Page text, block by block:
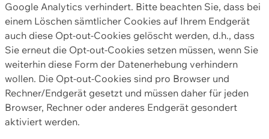
Google Analytics verhindert. Bitte beachten Sie, dass bei
einem Löschen sämtlicher Cookies auf Ihrem Endgerät
auch diese Opt-out-Cookies gelöscht werden, d.h., dass
Sie erneut die Opt-out-Cookies setzen müssen, wenn Sie
weiterhin diese Form der Datenerhebung verhindern
wollen. Die Opt-out-Cookies sind pro Browser und
Rechner/Endgerät gesetzt und müssen daher für jeden
Browser, Rechner oder anderes Endgerät gesondert
aktiviert werden.